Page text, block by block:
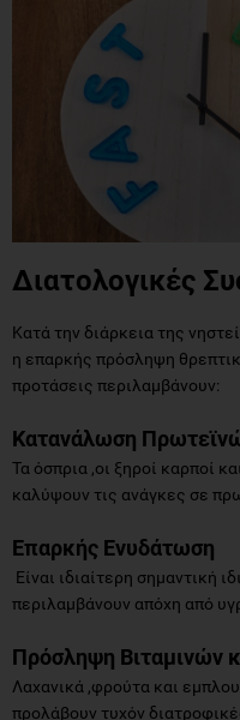
Διατολογικές
Κατά την διάρκεια της
η επαρκής πρόσληψη
προτάσεις περιλαμβάνουν:
Κατανάλωση
Τα όσπρια ,οι ξηροί καρποί
καλύψουν τις ανάγκες σε
Επαρκής Ενυδάτωση
Είναι ιδιαίτερη σημαντική
περιλαμβάνουν απόχη από
Πρόσληψη Βιταμινών
Λαχανικά ,φρούτα και
προλάβουν τυχόν